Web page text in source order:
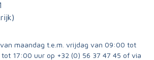
maandag t.e.m. vrijdag van 09:00 tot
tot 17:00 uur op +32 (0) 56 37 47 45 of via